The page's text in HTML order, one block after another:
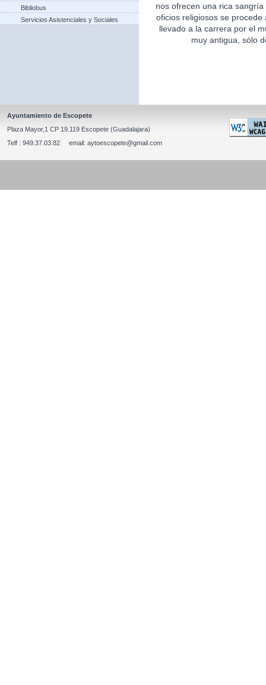
Bibliobus
Servicios Asistenciales y Sociales
nos ofrecen una rica
oficios religiosos se
llevado a la carrera por el
muy antigua, sólo
Ayuntamiento de Escopete
Plaza Mayor,1 CP 19.119 Escopete (Guadalajara)
Telf : 949.37.03.82 email: aytoescopete@gmail.com